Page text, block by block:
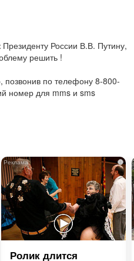
Президенту России В.В. Путину,
решить !
позвонив по телефону 8-800-
номер для mms и sms
i
Ролик длится